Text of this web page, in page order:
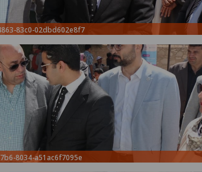
83c0-02dbd602e8f7
8034-a51ac6f7095e